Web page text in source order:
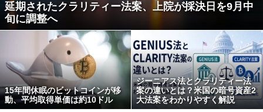
延期されたクラリティー法案、上院が採決日を9月中
旬に調整へ
15年間休眠のビットコインが移
動、平均取得単価は約10ドル
ジーニアス法とクラリティー法
案の違いとは？米国の暗号資産2
大法案をわかりやすく解説